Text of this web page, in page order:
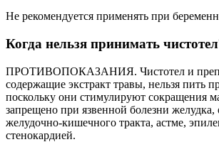
Не рекомендуется применять при
Когда нельзя принимать
ПРОТИВОПОКАЗАНИЯ. Чистотел и
содержащие экстракт травы, нельзя пить
поскольку они стимулируют сокращения
запрещено при язвенной болезни желудка,
желудочно-кишечного тракта, астме,
стенокардией.